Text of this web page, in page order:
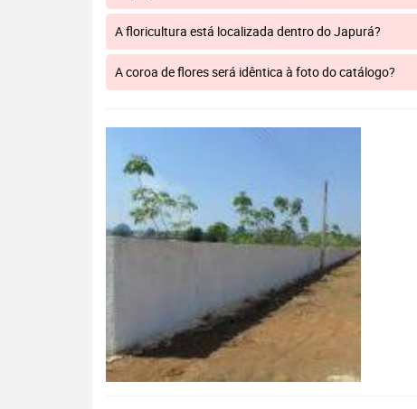
A floricultura está localizada dentro do Japurá?
A coroa de flores será idêntica à foto do catálogo?